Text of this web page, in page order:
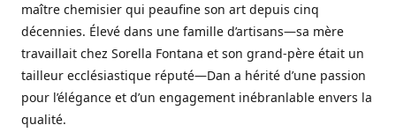
maître chemisier qui peaufine son art depuis cinq
décennies. Élevé dans une famille d’artisans—sa mère
travaillait chez Sorella Fontana et son grand-père était un
tailleur ecclésiastique réputé—Dan a hérité d’une passion
pour l’élégance et d’un engagement inébranlable envers la
qualité.